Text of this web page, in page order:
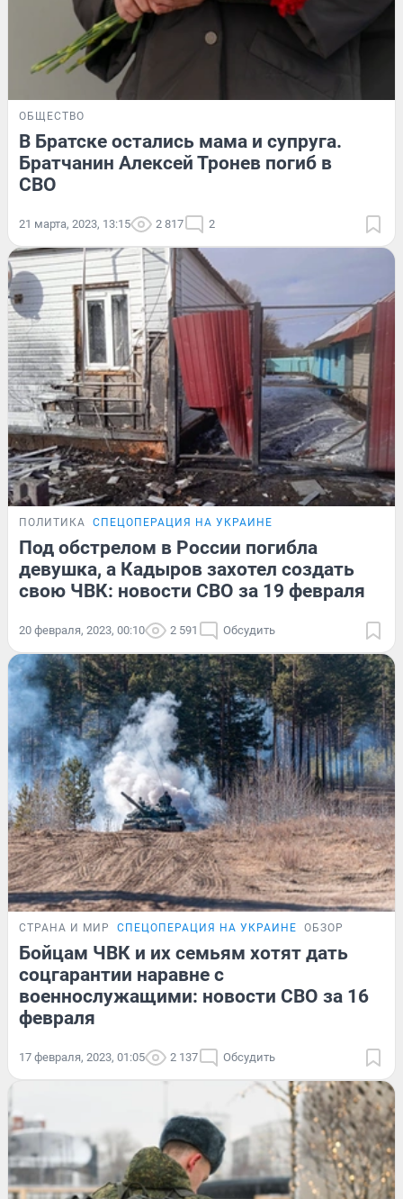
ОБЩЕСТВО
В Братске остались мама и супруга.
Братчанин Алексей Тронев погиб в
СВО
21 марта, 2023, 13:15 2 817 2
ПОЛИТИКА СПЕЦОПЕРАЦИЯ НА УКРАИНЕ
Под обстрелом в России погибла
девушка, а Кадыров захотел создать
свою ЧВК: новости СВО за 19 февраля
20 февраля, 2023, 00:10 2 591 Обсудить
СТРАНА И МИР СПЕЦОПЕРАЦИЯ НА УКРАИНЕ ОБЗОР
Бойцам ЧВК и их семьям хотят дать
соцгарантии наравне с
военнослужащими: новости СВО за 16
февраля
17 февраля, 2023, 01:05 2 137 Обсудить